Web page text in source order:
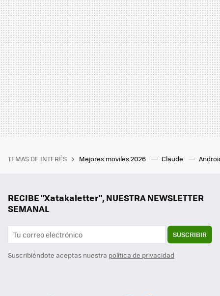
TEMAS DE INTERÉS Mejores moviles 2026 Claude
RECIBE "Xatakaletter", NUESTRA NEWSLETTER
SEMANAL
SUSCRIBIR
Suscribiéndote aceptas nuestra política de privacidad